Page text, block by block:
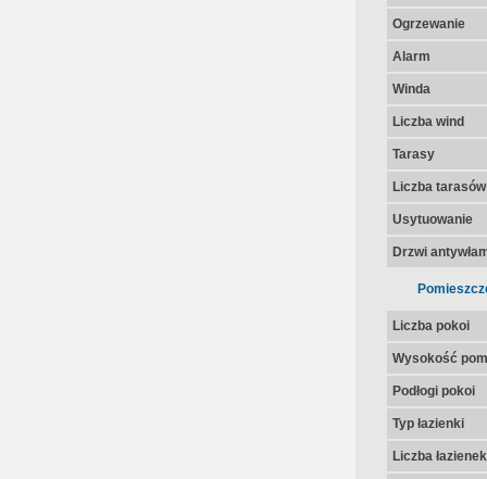
Ogrzewanie
Alarm
Winda
Liczba wind
Tarasy
Liczba tarasów
Usytuowanie
Drzwi
Liczba pokoi
Wysokość
Podłogi pokoi
Typ łazienki
Liczba łazienek